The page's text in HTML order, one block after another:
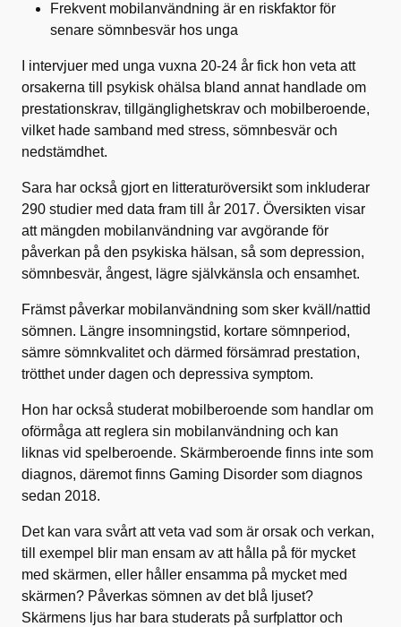
Frekvent mobilanvändning är en riskfaktor för
senare sömnbesvär hos unga
I intervjuer med unga vuxna 20-24 år fick hon veta att
orsakerna till psykisk ohälsa bland annat handlade om
prestationskrav, tillgänglighetskrav och mobilberoende,
vilket hade samband med stress, sömnbesvär och
nedstämdhet.
Sara har också gjort en litteraturöversikt som inkluderar
290 studier med data fram till år 2017. Översikten visar
att mängden mobilanvändning var avgörande för
påverkan på den psykiska hälsan, så som depression,
sömnbesvär, ångest, lägre självkänsla och ensamhet.
Främst påverkar mobilanvändning som sker kväll/nattid
sömnen. Längre insomningstid, kortare sömnperiod,
sämre sömnkvalitet och därmed försämrad prestation,
trötthet under dagen och depressiva symptom.
Hon har också studerat mobilberoende som handlar om
oförmåga att reglera sin mobilanvändning och kan
liknas vid spelberoende. Skärmberoende finns inte som
diagnos, däremot finns Gaming Disorder som diagnos
sedan 2018.
Det kan vara svårt att veta vad som är orsak och verkan,
till exempel blir man ensam av att hålla på för mycket
med skärmen, eller håller ensamma på mycket med
skärmen? Påverkas sömnen av det blå ljuset?
Skärmens ljus har bara studerats på surfplattor och